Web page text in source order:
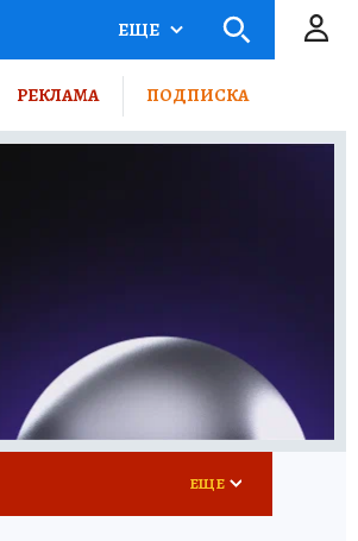
ЕЩЕ
РЕКЛАМА ПОДПИСКА
ЕЩЕ